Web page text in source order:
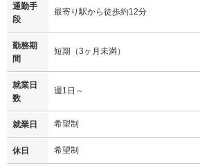
通勤手
段
最寄り駅から徒歩約12分
勤務期
間
短期（3ヶ月未満）
就業日
数
週1日～
就業日 希望制
休日 希望制